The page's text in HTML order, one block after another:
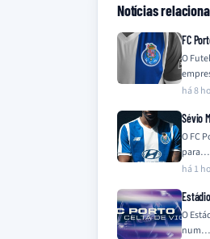
Notícias
FC
O
há 8
Sévio
O FC
para…
há 1
O
num…